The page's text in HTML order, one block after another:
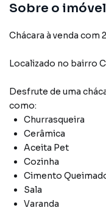
Sobre o imóvel
Chácara à venda com
Localizado no bairro
Desfrute de uma
como:
Churrasqueira
Cerâmica
Aceita Pet
Cozinha
Cimento
Sala
Varanda